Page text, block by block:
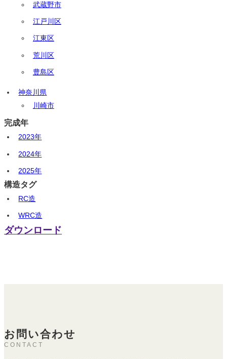
武蔵野市
江戸川区
江東区
荒川区
豊島区
神奈川県
川崎市
完成年
2023年
2024年
2025年
構造タグ
RC造
WRC造
ダウンロード
お問い合わせ
CONTACT